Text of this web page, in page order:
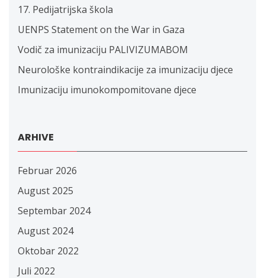
17. Pedijatrijska škola
UENPS Statement on the War in Gaza
Vodič za imunizaciju PALIVIZUMABOM
Neurološke kontraindikacije za imunizaciju djece
Imunizaciju imunokompomitovane djece
ARHIVE
Februar 2026
August 2025
Septembar 2024
August 2024
Oktobar 2022
Juli 2022